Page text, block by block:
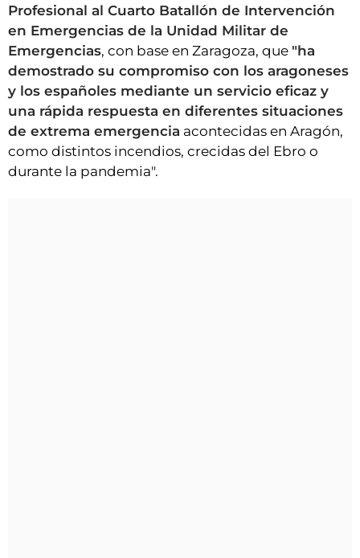
Profesional al Cuarto Batallón de Intervención
en Emergencias de la Unidad Militar de
Emergencias, con base en Zaragoza, que "ha
demostrado su compromiso con los aragoneses
y los españoles mediante un servicio eficaz y
una rápida respuesta en diferentes situaciones
de extrema emergencia acontecidas en Aragón,
como distintos incendios, crecidas del Ebro o
durante la pandemia".